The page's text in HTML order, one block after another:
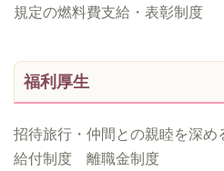
規定の燃料費支給・表彰制度
福利厚生
招待旅行・仲間との親睦を深
給付制度 離職金制度